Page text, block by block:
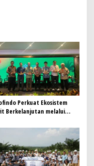
Perkuat Ekosistem
Berkelanjutan melalui